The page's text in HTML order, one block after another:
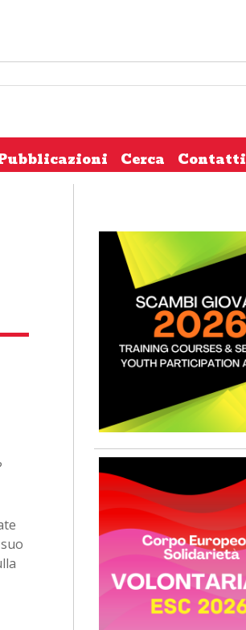
Cerca Contatti